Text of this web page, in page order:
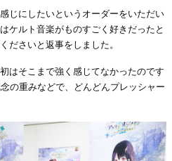
じにしたいというオーダーをいただい
ケルト音楽がものすごく好きだったと
ださいと返事をしました。
はそこまで強く感じてなかったのです
の重みなどで、どんどんプレッシャー